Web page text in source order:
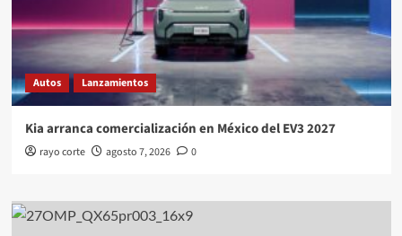
Autos Lanzamientos
Kia arranca comercialización en México del EV3 2027
rayo corte agosto 7, 2026 0